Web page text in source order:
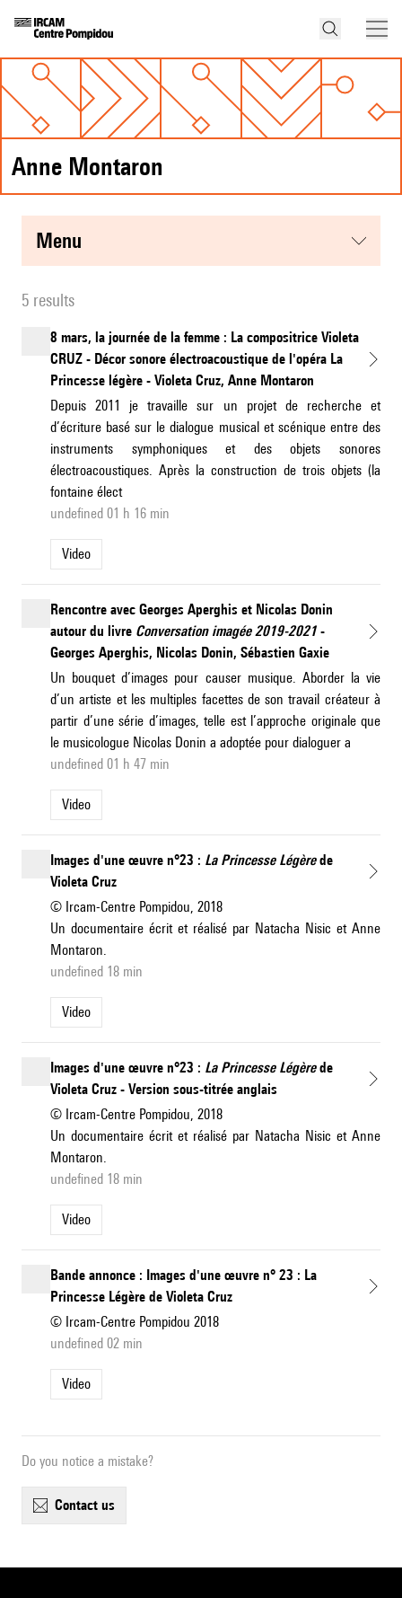
Anne Montaron
menu
5 results
8 mars, la journée de la femme : La compositrice Violeta
CRUZ - Décor sonore électroacoustique de l'opéra La
Princesse légère - Violeta Cruz, Anne Montaron
Depuis 2011 je travaille sur un projet de recherche et
d’écriture basé sur le dialogue musical et scénique entre des
instruments symphoniques et des objets sonores
électroacoustiques. Après la construction de trois objets (la
fontaine élect
undefined 01 h 16 min
Video
Rencontre avec Georges Aperghis et Nicolas Donin
autour du livre Conversation imagée 2019-2021 -
Georges Aperghis, Nicolas Donin, Sébastien Gaxie
Un bouquet d’images pour causer musique. Aborder la vie
d’un artiste et les multiples facettes de son travail créateur à
partir d’une série d’images, telle est l’approche originale que
le musicologue Nicolas Donin a adoptée pour dialoguer a
undefined 01 h 47 min
Video
Images d'une œuvre n°23 : La Princesse Légèrede
Violeta Cruz
© Ircam-Centre Pompidou, 2018
Un documentaire écrit et réalisé par Natacha Nisic et Anne
Montaron.
undefined 18 min
Video
Images d'une œuvre n°23 : La Princesse Légèrede
Violeta Cruz - Version sous-titrée anglais
© Ircam-Centre Pompidou, 2018
Un documentaire écrit et réalisé par Natacha Nisic et Anne
Montaron.
undefined 18 min
Video
Bande annonce : Images d'une œuvre n° 23 : La
Princesse Légère de Violeta Cruz
© Ircam-Centre Pompidou 2018
undefined 02 min
Video
Do you notice a mistake?
contact us